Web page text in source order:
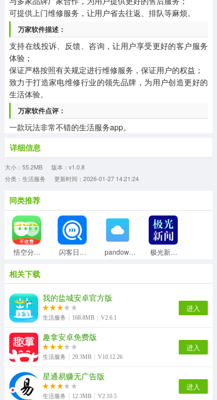
可提供上门维修服务，让用户省去往返、排队等麻烦。
万家软件描述：
支持在线投诉、反馈、咨询，让用户享受更好的客户服务
体验；
保证严格按照有关规定进行维修服务，保证用户的权益；
致力于打造家电维修行业的领先品牌，为用户创造更好的
生活体验。
万家软件点评：
一款玩法非常不错的生活服务app。
详细信息
大小：55.2MB
版本：v1.0.8
分类：生活服务
更新时间：2026-01-27 14:21:24
同类推荐
悟空分身无广告版 闪客日结直装版 pandownload官方版 极光新闻官方最新版
万能电视遥控器王官方版 Loop官方最新版
猫语翻译器安卓直装版 亲亲日记备孕平台原版
溧水114最新免费版
相关下载
我的盐城安卓官方版
生活服务 168.8MB V2.6.1
进入
趣拿安卓免费版
生活服务 29.3MB V10.12.26
进入
星通易赚无广告版
生活服务 12.3MB V2.10.5
进入